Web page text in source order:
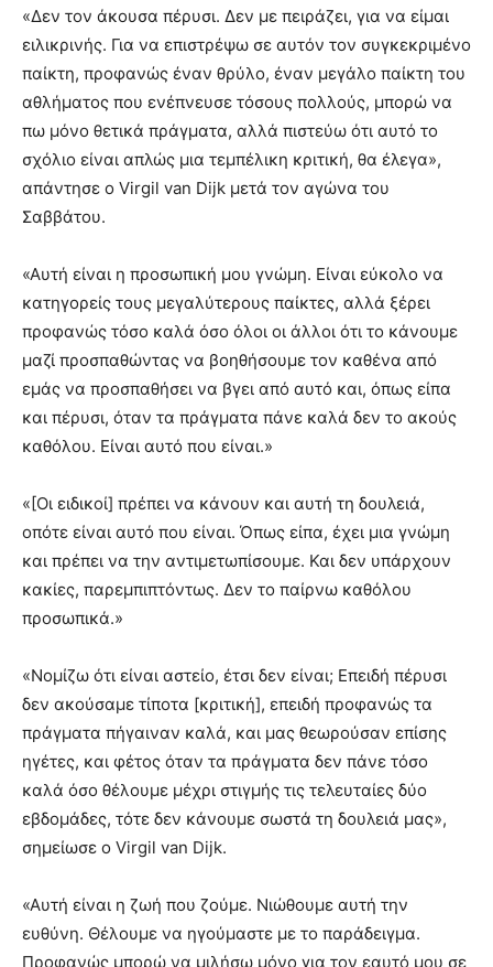
«Δεν τον άκουσα πέρυσι. Δεν με πειράζει, για να είμαι
ειλικρινής. Για να επιστρέψω σε αυτόν τον συγκεκριμένο
παίκτη, προφανώς έναν θρύλο, έναν μεγάλο παίκτη του
αθλήματος που ενέπνευσε τόσους πολλούς, μπορώ να
πω μόνο θετικά πράγματα, αλλά πιστεύω ότι αυτό το
σχόλιο είναι απλώς μια τεμπέλικη κριτική, θα έλεγα»,
απάντησε ο Virgil van Dijk μετά τον αγώνα του
Σαββάτου.
«Αυτή είναι η προσωπική μου γνώμη. Είναι εύκολο να
κατηγορείς τους μεγαλύτερους παίκτες, αλλά ξέρει
προφανώς τόσο καλά όσο όλοι οι άλλοι ότι το κάνουμε
μαζί προσπαθώντας να βοηθήσουμε τον καθένα από
εμάς να προσπαθήσει να βγει από αυτό και, όπως είπα
και πέρυσι, όταν τα πράγματα πάνε καλά δεν το ακούς
καθόλου. Είναι αυτό που είναι.»
«[Οι ειδικοί] πρέπει να κάνουν και αυτή τη δουλειά,
οπότε είναι αυτό που είναι. Όπως είπα, έχει μια γνώμη
και πρέπει να την αντιμετωπίσουμε. Και δεν υπάρχουν
κακίες, παρεμπιπτόντως. Δεν το παίρνω καθόλου
προσωπικά.»
«Νομίζω ότι είναι αστείο, έτσι δεν είναι; Επειδή πέρυσι
δεν ακούσαμε τίποτα [κριτική], επειδή προφανώς τα
πράγματα πήγαιναν καλά, και μας θεωρούσαν επίσης
ηγέτες, και φέτος όταν τα πράγματα δεν πάνε τόσο
καλά όσο θέλουμε μέχρι στιγμής τις τελευταίες δύο
εβδομάδες, τότε δεν κάνουμε σωστά τη δουλειά μας»,
σημείωσε ο Virgil van Dijk.
«Αυτή είναι η ζωή που ζούμε. Νιώθουμε αυτή την
ευθύνη. Θέλουμε να ηγούμαστε με το παράδειγμα.
Προφανώς μπορώ να μιλήσω μόνο για τον εαυτό μου σε